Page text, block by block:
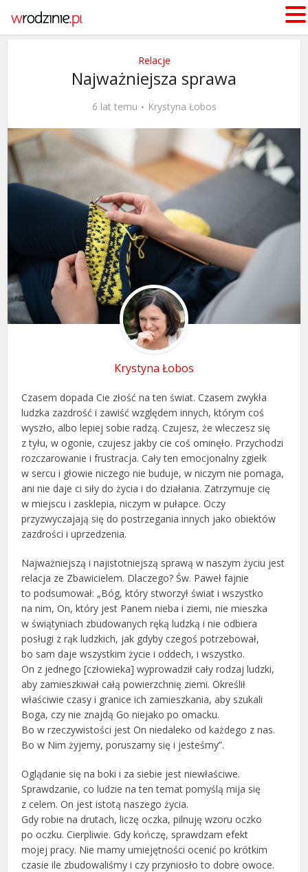
Relacje
Najważniejsza sprawa
6 lat temu Krystyna Łobos
Krystyna Łobos
Czasem dopada Cie złość na ten świat. Czasem zwykła
ludzka zazdrość i zawiść względem innych, którym coś
wyszło, albo lepiej sobie radzą. Czujesz, że wleczesz się
z tyłu, w ogonie, czujesz jakby cie coś ominęło. Przychodzi
rozczarowanie i frustracja. Cały ten emocjonalny zgiełk
w sercu i głowie niczego nie buduje, w niczym nie pomaga,
ani nie daje ci siły do życia i do działania. Zatrzymuje cię
w miejscu i zasklepia, niczym w pułapce. Oczy
przyzwyczajają się do postrzegania innych jako obiektów
zazdrości i uprzedzenia.
Najważniejszą i najistotniejszą sprawą w naszym życiu jest
relacja ze Zbawicielem. Dlaczego? Św. Paweł fajnie
to podsumował: „Bóg, który stworzył świat i wszystko
na nim, On, który jest Panem nieba i ziemi, nie mieszka
w świątyniach zbudowanych ręką ludzką i nie odbiera
posługi z rąk ludzkich, jak gdyby czegoś potrzebował,
bo sam daje wszystkim życie i oddech, i wszystko.
On z jednego [człowieka] wyprowadził cały rodzaj ludzki,
aby zamieszkiwał całą powierzchnię ziemi. Określił
właściwie czasy i granice ich zamieszkania, aby szukali
Boga, czy nie znajdą Go niejako po omacku.
Bo w rzeczywistości jest On niedaleko od każdego z nas.
Bo w Nim żyjemy, poruszamy się i jesteśmy”.
Oglądanie się na boki i za siebie jest niewłaściwe.
Sprawdzanie, co ludzie na ten temat pomyślą mija się
z celem. On jest istotą naszego życia.
Gdy robie na drutach, liczę oczka, pilnuję wzoru oczko
po oczku. Cierpliwie. Gdy kończę, sprawdzam efekt
mojej pracy. Nie mamy umiejętności ocenić po krótkim
czasie ile zbudowaliśmy i czy przyniosło to dobre owoce.